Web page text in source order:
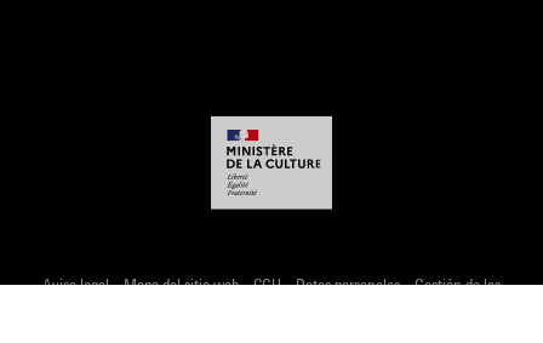
Aviso legal-Mapa del sitio web-CGU-Datos personales-Gestión de las